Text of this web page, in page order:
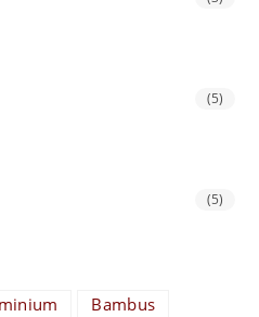
(5)
(5)
Bambus